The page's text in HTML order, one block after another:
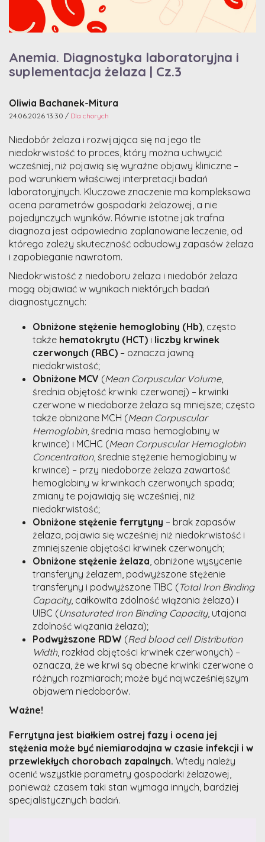
Anemia. Diagnostyka laboratoryjna i
suplementacja żelaza | Cz.3
Oliwia Bachanek-Mitura
24.06.2026 13:30 / Dla chorych
Niedobór żelaza i rozwijająca się na jego tle
niedokrwistość to proces, który można uchwycić
wcześniej, niż pojawią się wyraźne objawy kliniczne –
pod warunkiem właściwej interpretacji badań
laboratoryjnych. Kluczowe znaczenie ma kompleksowa
ocena parametrów gospodarki żelazowej, a nie
pojedynczych wyników. Równie istotne jak trafna
diagnoza jest odpowiednio zaplanowane leczenie, od
którego zależy skuteczność odbudowy zapasów żelaza
i zapobieganie nawrotom.
Niedokrwistość z niedoboru żelaza i niedobór żelaza
mogą objawiać w wynikach niektórych badań
diagnostycznych:
Obniżone stężenie hemoglobiny (Hb), często
także hematokrytu (HCT) i liczby krwinek
czerwonych (RBC) – oznacza jawną
niedokrwistość;
Obniżone MCV (Mean Corpuscular Volume,
średnia objętość krwinki czerwonej) – krwinki
czerwone w niedoborze żelaza są mniejsze; często
także obniżone MCH (Mean Corpuscular
Hemoglobin, średnia masa hemoglobiny w
krwince) i MCHC (Mean Corpuscular Hemoglobin
Concentration, średnie stężenie hemoglobiny w
krwince) – przy niedoborze żelaza zawartość
hemoglobiny w krwinkach czerwonych spada;
zmiany te pojawiają się wcześniej, niż
niedokrwistość;
Obniżone stężenie ferrytyny – brak zapasów
żelaza, pojawia się wcześniej niż niedokrwistość i
zmniejszenie objętości krwinek czerwonych;
Obniżone stężenie żelaza, obniżone wysycenie
transferyny żelazem, podwyższone stężenie
transferyny i podwyższone TIBC (Total Iron Binding
Capacity, całkowita zdolność wiązania żelaza) i
UIBC (Unsaturated Iron Binding Capacity, utajona
zdolność wiązania żelaza);
Podwyższone RDW (Red blood cell Distribution
Width, rozkład objętości krwinek czerwonych) –
oznacza, że we krwi są obecne krwinki czerwone o
różnych rozmiarach; może być najwcześniejszym
objawem niedoborów.
Ważne!
Ferrytyna jest białkiem ostrej fazy i ocena jej
stężenia może być niemiarodajna w czasie infekcji i w
przewlekłych chorobach zapalnych. Wtedy należy
ocenić wszystkie parametry gospodarki żelazowej,
ponieważ czasem taki stan wymaga innych, bardziej
specjalistycznych badań.